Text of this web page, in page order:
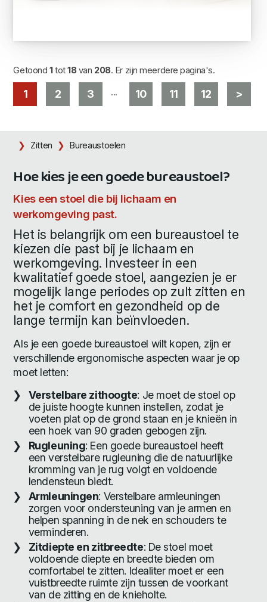
Getoond 1tot18van 208. Er zijn meerdere pagina's.
1 2 3 ... 10 11 12 >
Zitten Bureaustoelen
Hoe kies je een goede bureaustoel?
Kies een stoel die bij lichaam en
werkomgeving past.
Het is belangrijk om een bureaustoel te
kiezen die past bij je lichaam en
werkomgeving. Investeer in een
kwalitatief goede stoel, aangezien je er
mogelijk lange periodes op zult zitten en
het je comfort en gezondheid op de
lange termijn kan beïnvloeden.
Als je een goede bureaustoel wilt kopen, zijn er
verschillende ergonomische aspecten waar je op
moet letten:
Verstelbare zithoogte: Je moet de stoel op
de juiste hoogte kunnen instellen, zodat je
voeten plat op de grond staan en je knieën in
een hoek van 90 graden gebogen zijn.
Rugleuning: Een goede bureaustoel heeft
een verstelbare rugleuning die de natuurlijke
kromming van je rug volgt en voldoende
lendensteun biedt.
Armleuningen: Verstelbare armleuningen
zorgen voor ondersteuning van je armen en
helpen spanning in de nek en schouders te
verminderen.
Zitdiepte en zitbreedte: De stoel moet
voldoende diepte en breedte bieden om
comfortabel te zitten. Idealiter moet er een
vuistbreedte ruimte zijn tussen de voorkant
van de zitting en de knieholte.